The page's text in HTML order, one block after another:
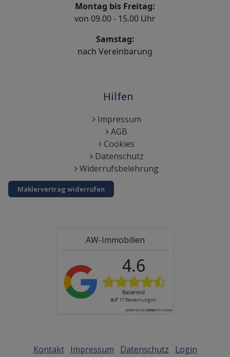
Montag bis Freitag:
von 09.00 - 15.00 Uhr
Samstag:
nach Vereinbarung
Hilfen
Impressum
AGB
Cookies
Datenschutz
Widerrufsbelehrung
Maklervertrag widerrufen
AW-Immobilien
4.6
Basierend
auf 17 Bewertungen
powered by Immoprofessional
Kontakt Impressum Datenschutz Login